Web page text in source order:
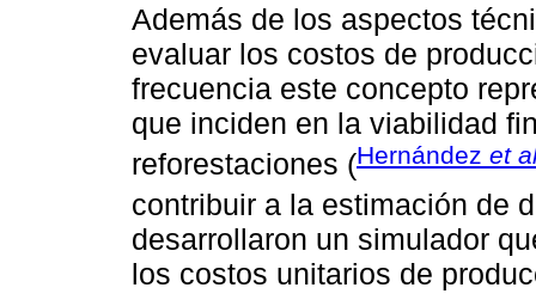
Además de los aspectos
evaluar los costos de
frecuencia este concepto
que inciden en la viabilidad
reforestaciones (Hernández et
contribuir a la estimación de
desarrollaron un simulador
los costos unitarios de